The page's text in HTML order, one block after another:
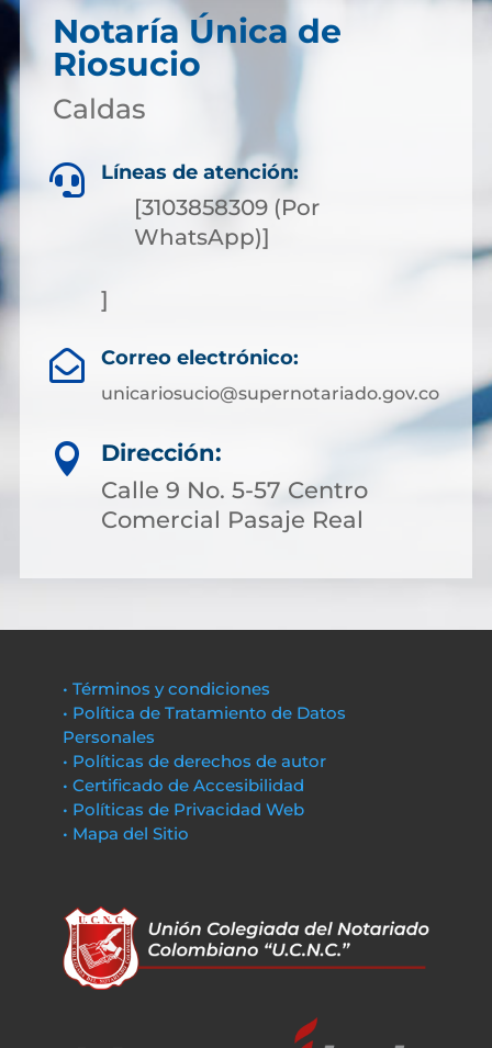
Notaría Única de
Riosucio
Caldas
 Líneas de atención:
[3103858309 (Por
WhatsApp)]
]
 Correo electrónico:
unicariosucio@supernotariado.gov.co

Dirección:
Calle 9 No. 5-57 Centro
Comercial Pasaje Real
• Términos y condiciones
• Política de Tratamiento de Datos
Personales
• Políticas de derechos de autor
• Certificado de Accesibilidad
• Políticas de Privacidad Web
• Mapa del Sitio